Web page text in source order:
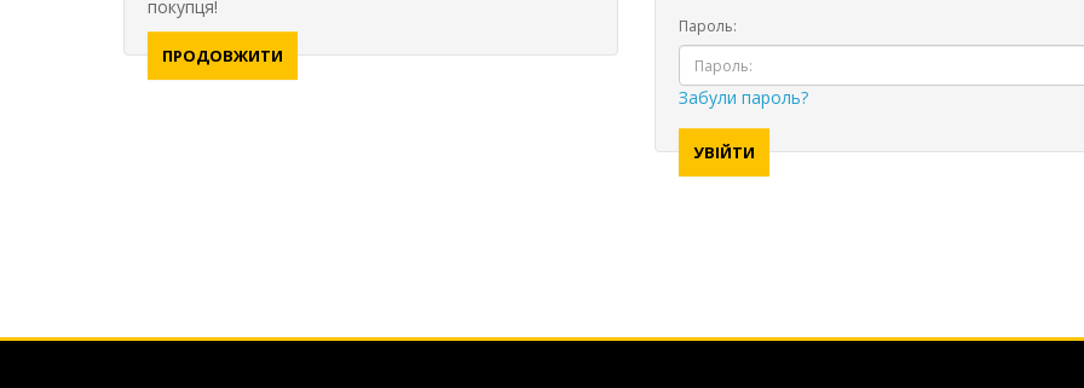
покупця!
ПРОДОВЖИТИ
Пароль:
Забули пароль?